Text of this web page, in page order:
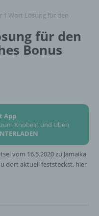
1 Wort Lösung für den
für den
Bonus
App
Knobeln und Üben
vom 16.5.2020 zu Jamaika
dort aktuell feststeckst, hier